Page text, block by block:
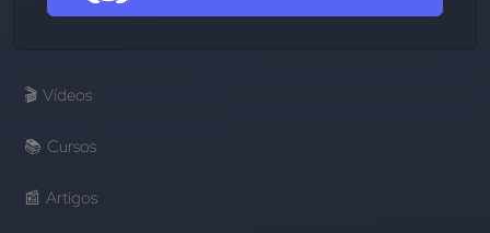
🎬 Vídeos
📚 Cursos
📰 Artigos